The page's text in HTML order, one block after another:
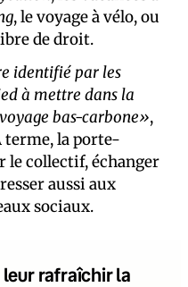
, le voyage à vélo, ou
de droit.
identifié par les
à mettre dans la
bas-carbone»,
terme, la porte-
le collectif, échanger
aussi aux
sociaux.
rafraîchir la